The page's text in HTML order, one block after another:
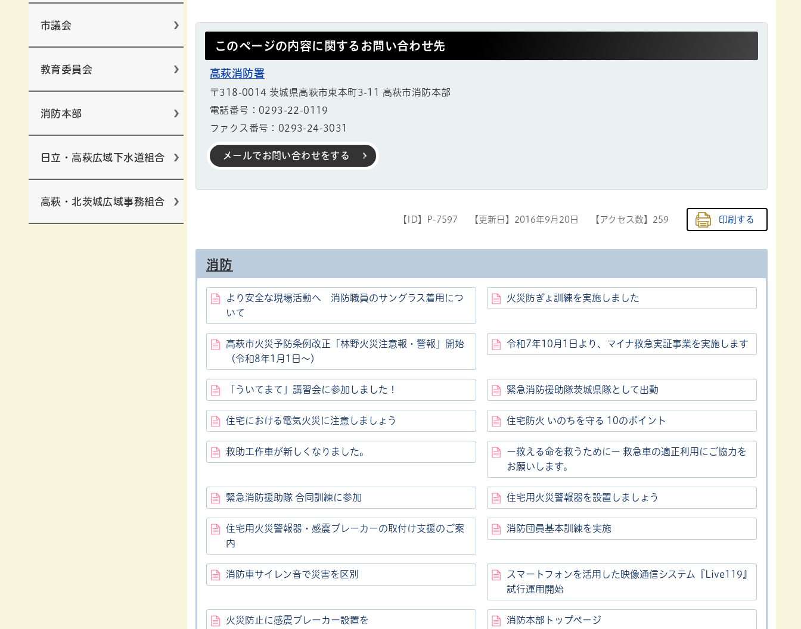
市議会
教育委員会
消防本部
日立・高萩広域下水道組合
高萩・北茨城広域事務組合
このページの内容に関するお問い合わせ先
高萩消防署
〒318-0014 茨城県高萩市東本町3-11 高萩市消防本部
電話番号：0293-22-0119
ファクス番号：0293-24-3031
メールでお問い合わせをする
【ID】 P-7597 【更新日】 2016年9月20日 【アクセス数】 259 印刷する
消防
より安全な現場活動へ 消防職員のサングラス着用につ
いて
火災防ぎょ訓練を実施しました
高萩市火災予防条例改正「林野火災注意報・警報」開始
（令和8年1月1日～）
令和7年10月1日より、マイナ救急実証事業を実施します
「ういてまて」講習会に参加しました！ 緊急消防援助隊茨城県隊として出動
住宅における電気火災に注意しましょう 住宅防火 いのちを守る 10のポイント
救助工作車が新しくなりました。
ー救える命を救うためにー 救急車の適正利用にご協力を
お願いします。
緊急消防援助隊 合同訓練に参加 住宅用火災警報器を設置しましょう
住宅用火災警報器・感震ブレーカーの取付け支援のご案
内
消防団員基本訓練を実施
消防車サイレン音で災害を区別
スマートフォンを活用した映像通信システム『Live119』
試行運用開始
火災防止に感震ブレーカー設置を 消防本部トップページ